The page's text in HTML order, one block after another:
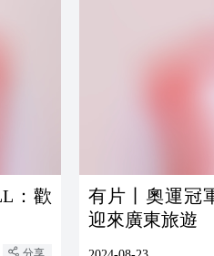
：歡
分享
有片丨奧運冠
迎來廣東旅遊